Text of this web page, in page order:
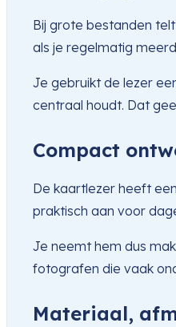
Bij grote bestanden
als je regelmatig
Je gebruikt de lezer
centraal houdt. Dat
Compact
De kaartlezer heeft
praktisch aan voor
Je neemt hem dus
fotografen die vaak
Materiaal,